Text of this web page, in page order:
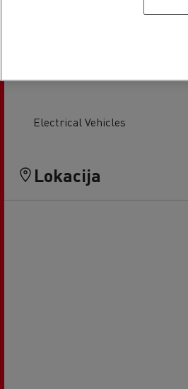
Electrical Vehicles
Lokacija